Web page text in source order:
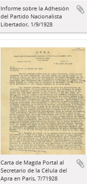
Informe sobre la Adhesión
del Partido Nacionalista
Libertador, 1/9/1928
Carta de Magda Portal al
Secretario de la Célula del
Apra en París, 7/71928